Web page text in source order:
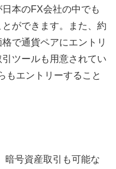
日本のFX会社の中でも
ができます。また、約
で通貨ペアにエントリ
ツールも用意されてい
もエントリーすること
暗号資産取引も可能な